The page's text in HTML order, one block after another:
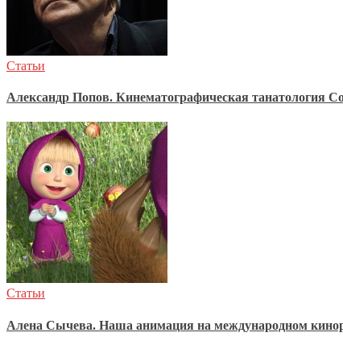
Статьи
Александр Попов. Кинематографическая танатология
Статьи
Алена Сычева. Наша анимация на международном